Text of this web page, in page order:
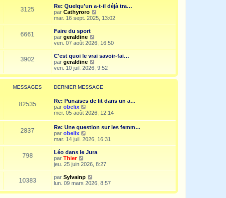
e
s
s
a
g
e
e
r
m
e
s
s
a
g
e
e
r
n
i
m
e
s
a
g
e
3125
Re: Quelqu'un a-t-il déjà tra…
par Cathyroro
o
i
e
d
e
r
n
i
e
m
s
a
g
e
mar. 16 sept. 2025, 13:02
6661
Faire du sport
par geraldine
o
i
r
e
d
e
r
n
e
m
e
s
a
g
e
ven. 07 août 2026, 16:50
3902
C'est quoi le vrai savoir-fai…
par geraldine
o
i
r
l
e
n
i
e
m
e
s
a
g
ven. 10 juil. 2026, 9:52
MESSAGES DERNIER MESSAGE
82535
Re: Punaises de lit dans un a…
par obelix
o
l
e
d
e
r
i
e
r
m
e
mer. 05 août 2026, 12:14
2837
Re: Une question sur les femm…
par obelix
o
i
r
e
e
r
n
i
mar. 14 juil. 2026, 16:31
798
Léo dans le Jura
par Thier
o
i
r
d
jeu. 25 juin 2026, 8:27
10383 par Sylvainp
o
r
lun. 09 mars 2026, 8:57